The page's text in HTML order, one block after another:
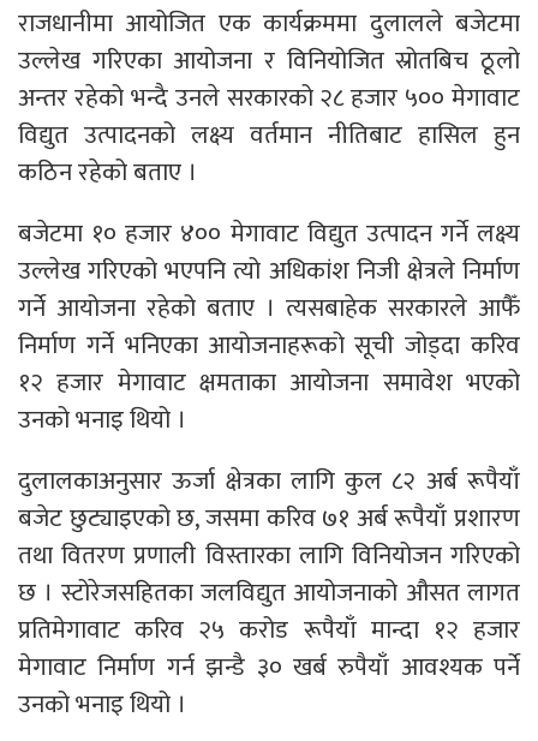
राजधानीमा आयोजित एक कार्यक्रममा दुलालले बजेटमा
उल्लेख गरिएका आयोजना र विनियोजित स्रोतबिच ठूलो
अन्तर रहेको भन्दै उनले सरकारको २८ हजार ५०० मेगावाट
विद्युत उत्पादनको लक्ष्य वर्तमान नीतिबाट हासिल हुन
कठिन रहेको बताए ।
बजेटमा १० हजार ४०० मेगावाट विद्युत उत्पादन गर्ने लक्ष्य
उल्लेख गरिएको भएपनि त्यो अधिकांश निजी क्षेत्रले निर्माण
गर्ने आयोजना रहेको बताए । त्यसबाहेक सरकारले आफैँ
निर्माण गर्ने भनिएका आयोजनाहरूको सूची जोड्दा करिव
१२ हजार मेगावाट क्षमताका आयोजना समावेश भएको
उनको भनाइ थियो ।
दुलालकाअनुसार ऊर्जा क्षेत्रका लागि कुल ८२ अर्ब रूपैयाँ
बजेट छुट्याइएको छ, जसमा करिव ७१ अर्ब रूपैयाँ प्रशारण
तथा वितरण प्रणाली विस्तारका लागि विनियोजन गरिएको
छ । स्टोरेजसहितका जलविद्युत आयोजनाको औसत लागत
प्रतिमेगावाट करिव २५ करोड रूपैयाँ मान्दा १२ हजार
मेगावाट निर्माण गर्न झन्डै ३० खर्ब रुपैयाँ आवश्यक पर्ने
उनको भनाइ थियो ।